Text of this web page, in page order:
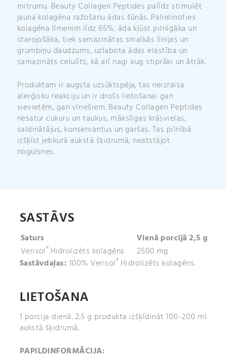
mitrumu. Beauty Collagen Peptides palīdz stimulēt
jauna kolagēna ražošanu ādas šūnās. Palielinoties
kolagēna līmenim līdz 65%, āda kļūst pilnīgāka un
starojošāka, tiek samazinātas smalkās līnijas un
grumbiņu daudzums, uzlabota ādas elastība un
samazināts celulīts, kā arī nagi aug stiprāki un ātrāk.
Produktam ir augsta uzsūktspēja, tas neizraisa
alerģisku reakciju un ir drošs lietošanai gan
sievietēm, gan vīriešiem. Beauty Collagen Peptides
nesatur cukuru un taukus, mākslīgas krāsvielas,
saldinātājus, konservantus un garšas. Tas pilnībā
izšķīst jebkurā aukstā šķidrumā, neatstājot
nogulsnes.
SASTĀVS
Saturs
Vienā porcijā 2,5 g
Verisol® Hidrolizēts kolagēns
2500 mg
Sastāvdaļas: 100% Verisol® Hidrolizēts kolagēns.
LIETOŠANA
1 porcija dienā. 2.5 g produkta izšķīdināt 100-200 ml
aukstā šķidrumā.
PAPILDINFORMĀCIJA: